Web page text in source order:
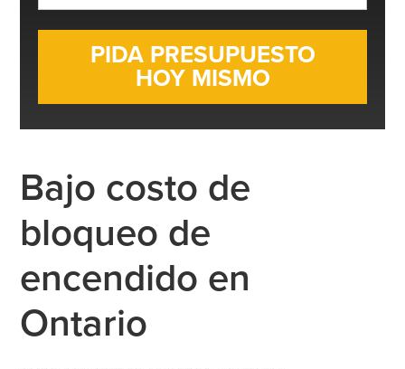
Bajo costo de
bloqueo de
encendido en
Ontario